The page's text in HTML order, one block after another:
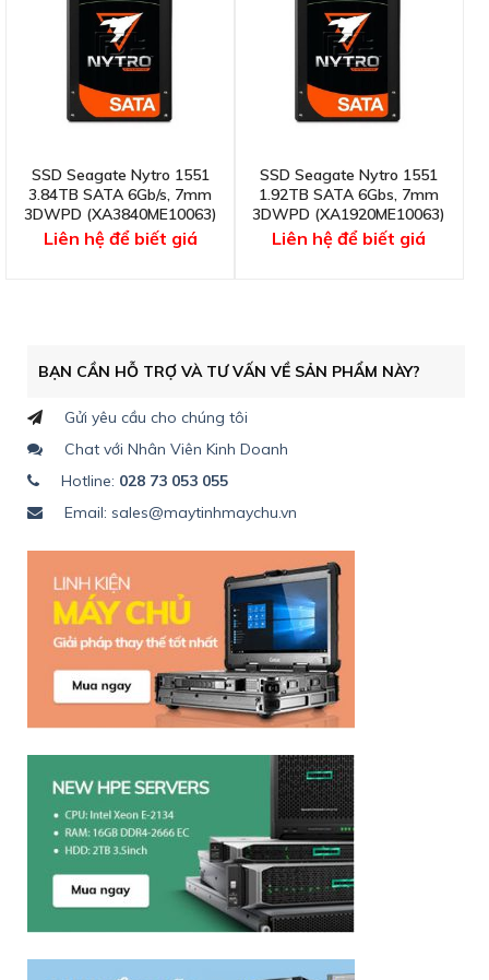
BẠN CẦN HỖ TRỢ VÀ TƯ VẤN VỀ SẢN PHẨM NÀY?
Gửi yêu cầu cho chúng tôi
Chat với Nhân Viên Kinh Doanh
Hotline: 028 73 053 055
Email: sales@maytinhmaychu.vn
SSD Seagate Nytro 1551
3.84TB SATA 6Gb/s, 7mm
3DWPD (XA3840ME10063)
Liên hệ để biết giá
SSD Seagate Nytro 1551
1.92TB SATA 6Gbs, 7mm
3DWPD (XA1920ME10063)
Liên hệ để biết giá